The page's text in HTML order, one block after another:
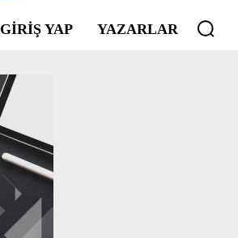
YAP YAZARLAR